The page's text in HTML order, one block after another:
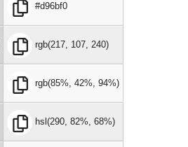
#d96bf0
rgb(217, 107, 240)
rgb(85%, 42%, 94%)
hsl(290, 82%, 68%)